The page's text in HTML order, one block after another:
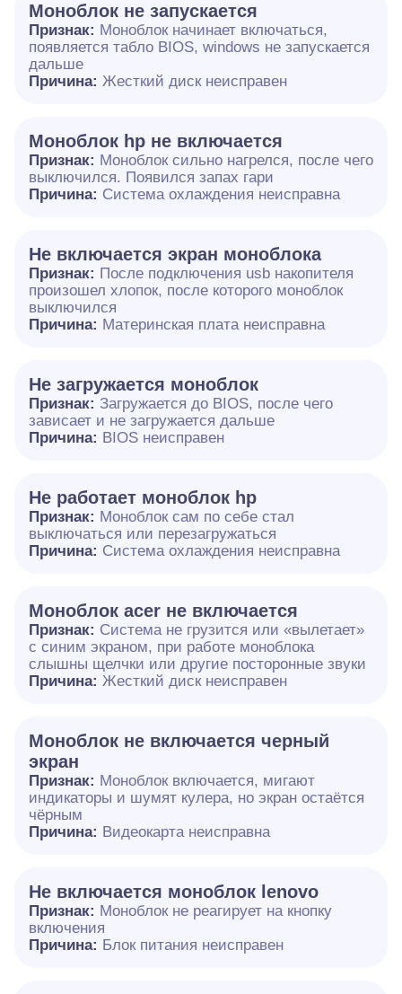
Моноблок не запускается
Признак: Моноблок начинает включаться,
появляется табло BIOS, windows не запускается
дальше
Причина: Жесткий диск неисправен
Моноблок hp не включается
Признак: Моноблок сильно нагрелся, после чего
выключился. Появился запах гари
Причина: Система охлаждения неисправна
Не включается экран моноблока
Признак: После подключения usb накопителя
произошел хлопок, после которого моноблок
выключился
Причина: Материнская плата неисправна
Не загружается моноблок
Признак: Загружается до BIOS, после чего
зависает и не загружается дальше
Причина: BIOS неисправен
Не работает моноблок hp
Признак: Моноблок сам по себе стал
выключаться или перезагружаться
Причина: Система охлаждения неисправна
Моноблок acer не включается
Признак: Система не грузится или «вылетает»
с синим экраном, при работе моноблока
слышны щелчки или другие посторонные звуки
Причина: Жесткий диск неисправен
Моноблок не включается черный
экран
Признак: Моноблок включается, мигают
индикаторы и шумят кулера, но экран остаётся
чёрным
Причина: Видеокарта неисправна
Не включается моноблок lenovo
Признак: Моноблок не реагирует на кнопку
включения
Причина: Блок питания неисправен